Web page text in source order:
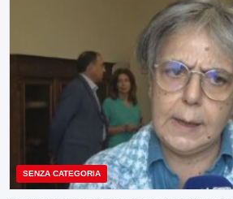
SENZA CATEGORIA